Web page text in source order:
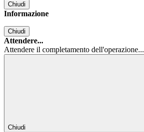
Chiudi
Informazione
Chiudi
Attendere...
Attendere il completamento dell'operazione...
Chiudi